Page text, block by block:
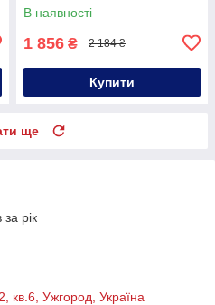
В наявності
1 856 ₴ 2 184 ₴
Купити
ще
рік
кв.6, Ужгород, Україна